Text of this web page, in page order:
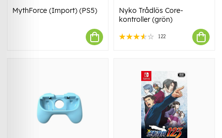
MythForce (Import) (PS5)
Nyko Trådlös Core-
kontroller (grön)
122